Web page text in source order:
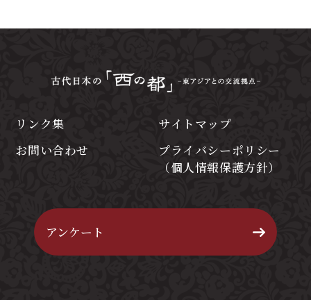
リンク集
サイトマップ
お問い合わせ
プライバシーポリシー
（個人情報保護方針）
アンケート